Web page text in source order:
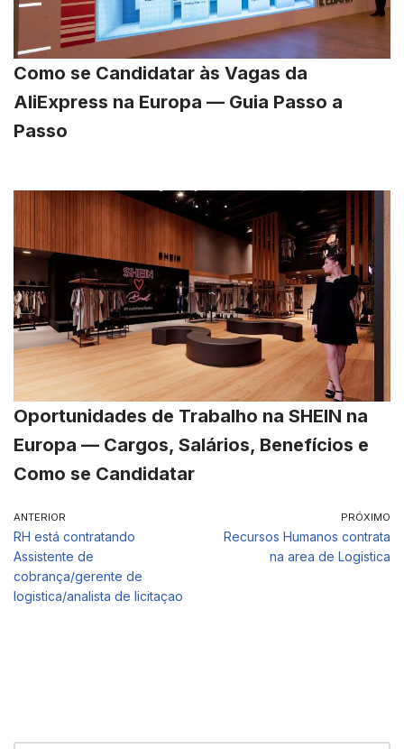
Como se Candidatar às Vagas da
AliExpress na Europa — Guia Passo a
Passo
Oportunidades de Trabalho na SHEIN na
Europa — Cargos, Salários, Benefícios e
Como se Candidatar
ANTERIOR
RH está contratando
Assistente de
cobrança/gerente de
logistica/analista de licitaçao
PRÓXIMO
Recursos Humanos contrata
na area de Logistica